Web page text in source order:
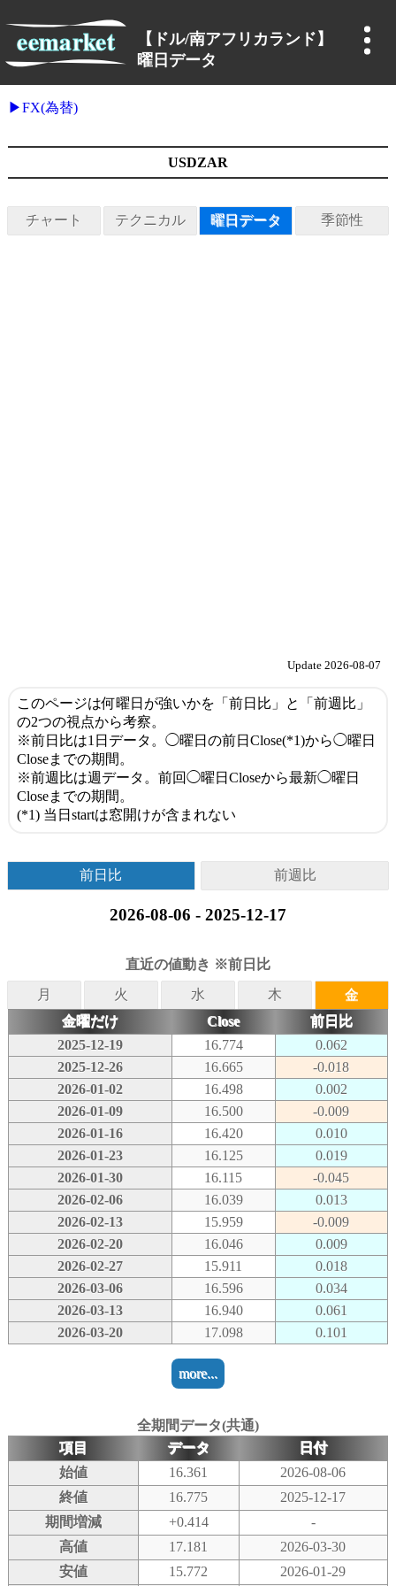
【ドル/南アフリカランド】
曜日データ
FX(為替)
USDZAR
チャート テクニカル 曜日データ 季節性
Update 2026-08-07
このページは何曜日が強いかを「前日比」と「前週比」
の2つの視点から考察。
※前日比は1日データ。◯曜日の前日Close(*1)から◯曜日
Closeまでの期間。
※前週比は週データ。前回◯曜日Closeから最新◯曜日
Closeまでの期間。
(*1) 当日startは窓開けが含まれない
前日比 前週比
2026-08-06 - 2025-12-17
直近の値動き ※前日比
月
火 水 木
金
金曜だけ
Close
前日比
2025-12-19
16.774
0.062
2025-12-26
16.665
-0.018
2026-01-02
16.498
0.002
2026-01-09
16.500
-0.009
2026-01-16
16.420
0.010
2026-01-23
16.125
0.019
2026-01-30
16.115
-0.045
2026-02-06
16.039
0.013
2026-02-13
15.959
-0.009
2026-02-20
16.046
0.009
2026-02-27
15.911
0.018
2026-03-06
16.596
0.034
2026-03-13
16.940
0.061
2026-03-20
17.098 0.101
more...
全期間データ(共通)
項目
データ
日付
始値
16.361
2026-08-06
終値
16.775
2025-12-17
期間増減
+0.414
-
高値
17.181
2026-03-30
安値
15.772 2026-01-29